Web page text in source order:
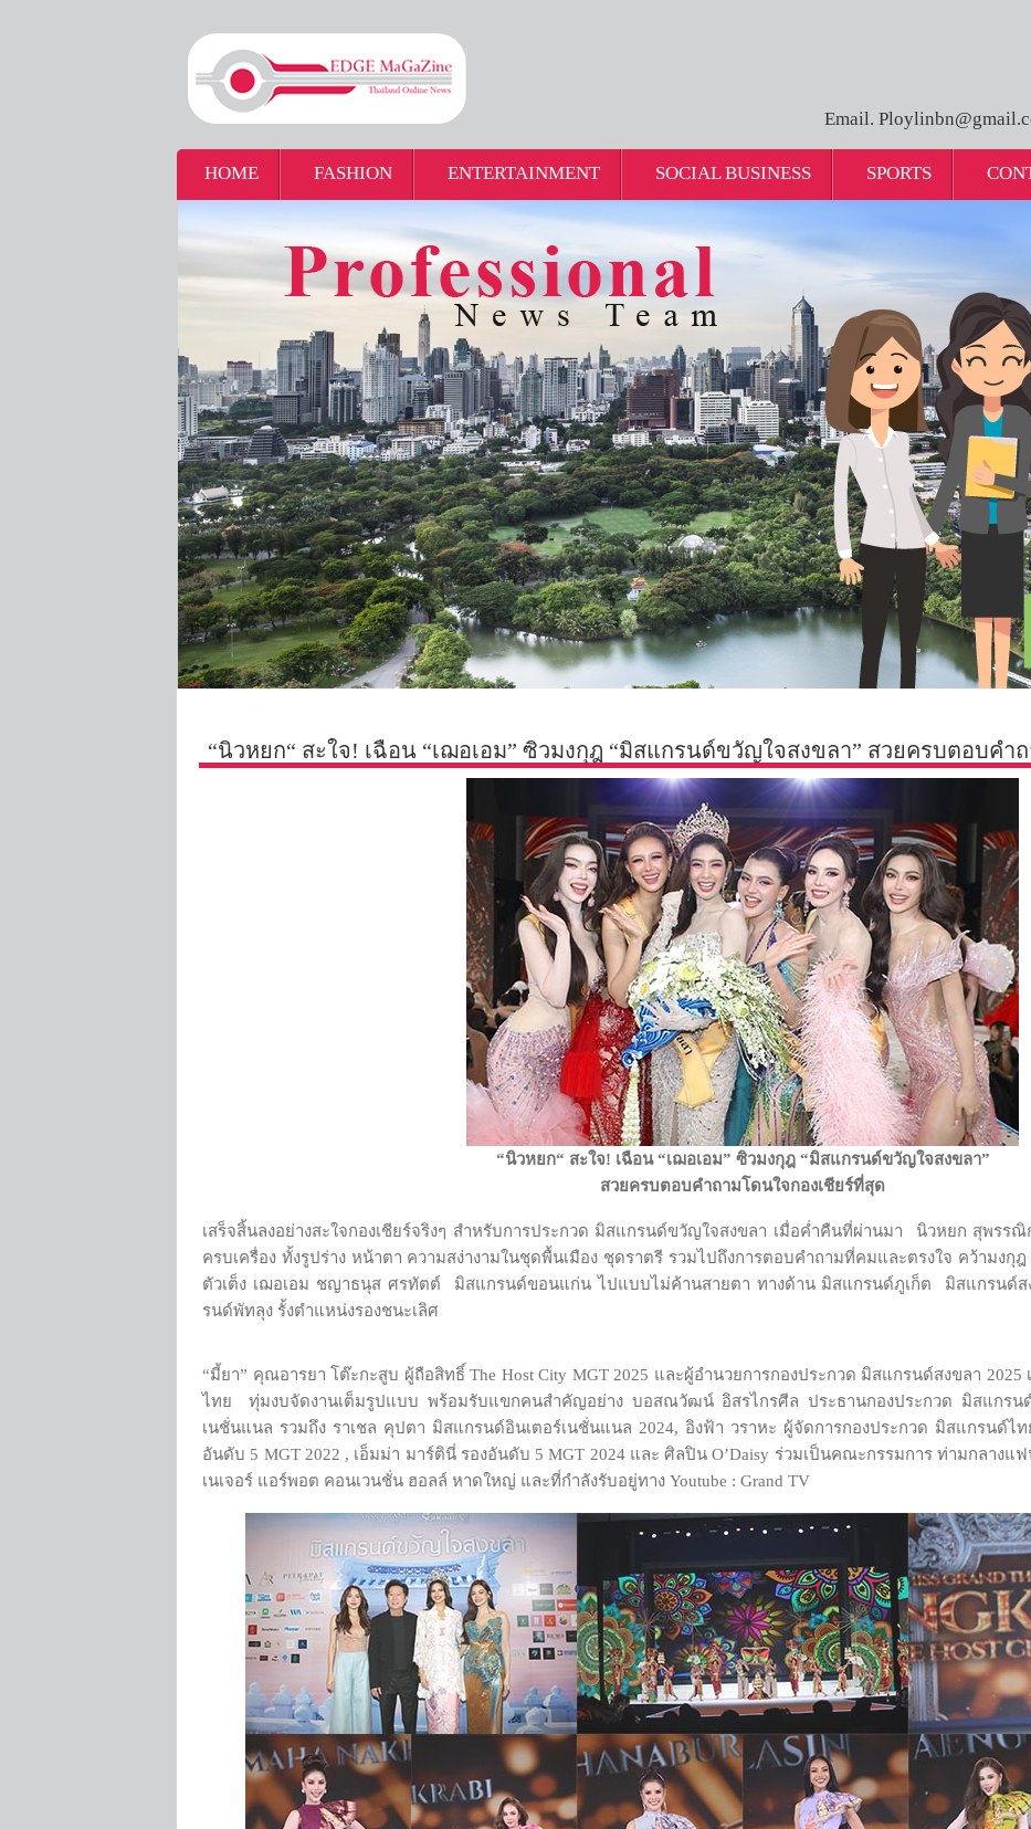
Email.
HOME FASHION ENTERTAINMENT SOCIAL BUSINESS SPORTS
“นิวหยก“ สะใจ! เฉือน “เฌอเอม” ซิวมงกุฎ “มิสแกรนด์ขวัญใจสงขลา” สวยครบตอบคำ
“นิวหยก“ สะใจ! เฉือน “เฌอเอม” ซิวมงกุฎ “มิสแกรนด์ขวัญใจสงขลา”
สวยครบตอบคำถามโดนใจกองเชียร์ที่สุด
เสร็จสิ้นลงอย่างสะใจกองเชียร์จริงๆ สำหรับการประกวด มิสแกรนด์ขวัญใจสงขลา เมื่อค่ำคืนที่ผ่านมา นิวหยก สุพ
ครบเครื่อง ทั้งรูปร่าง หน้าตา ความสง่างามในชุดพื้นเมือง ชุดราตรี รวมไปถึงการตอบคำถามที่คมและตรงใจ คว้ามง
ตัวเต็ง เฌอเอม ชญาธนุส ศรทัตต์ มิสแกรนด์ขอนแก่น ไปแบบไม่ค้านสายตา ทางด้าน มิสแกรนด์ภูเก็ต มิสแกรนด์
รนด์พัทลุง รั้งตำแหน่งรองชนะเลิศ
“มี้ยา” คุณอารยา โต๊ะกะสูบ ผู้ถือสิทธิ์ The Host City MGT 2025 และผู้อำนวยการกองประกวด มิสแกรนด์สงขลา
ไทย ทุ่มงบจัดงานเต็มรูปแบบ พร้อมรับแขกคนสำคัญอย่าง บอสณวัฒน์ อิสรไกรศีล ประธานกองประกวด มิสแกรน
เนชั่นแนล รวมถึง ราเชล คุปตา มิสแกรนด์อินเตอร์เนชั่นแนล 2024, อิงฟ้า วราหะ ผู้จัดการกองประกวด มิสแกรนด์​
อันดับ 5 MGT 2022 , เอ็มม่า มาร์ตินี่ รองอันดับ 5 MGT 2024 และ ศิลปิน O’Daisy ร่วมเป็นคณะกรรมการ ท่ามกลางแ
เนเจอร์ แอร์พอต คอนเวนชั่น ฮอลล์ หาดใหญ่ และที่กำลังรับอยู่ทาง Youtube : Grand TV